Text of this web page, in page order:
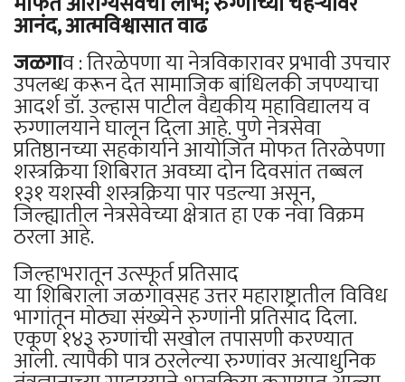
आनंद, आत्मविश्वासात वाढ
जळगाव : तिरळेपणा या नेत्रविकारावर प्रभावी उपचार
उपलब्ध करून देत सामाजिक बांधिलकी जपण्याचा
आदर्श डॉ. उल्हास पाटील वैद्यकीय महाविद्यालय व
रुग्णालयाने घालून दिला आहे. पुणे नेत्रसेवा
प्रतिष्ठानच्या सहकार्याने आयोजित मोफत तिरळेपणा
शस्त्रक्रिया शिबिरात अवघ्या दोन दिवसांत तब्बल
१३१ यशस्वी शस्त्रक्रिया पार पडल्या असून,
जिल्ह्यातील नेत्रसेवेच्या क्षेत्रात हा एक नवा विक्रम
ठरला आहे.
जिल्हाभरातून उत्स्फूर्त प्रतिसाद
या शिबिराला जळगावसह उत्तर महाराष्ट्रातील विविध
भागांतून मोठ्या संख्येने रुग्णांनी प्रतिसाद दिला.
एकूण १४३ रुग्णांची सखोल तपासणी करण्यात
आली. त्यापैकी पात्र ठरलेल्या रुग्णांवर अत्याधुनिक